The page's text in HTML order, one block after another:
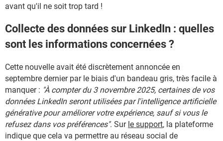
avant qu'il ne soit trop tard !
Collecte des données sur LinkedIn : quelles
sont les informations concernées ?
Cette nouvelle avait été discrètement annoncée en
septembre dernier par le biais d'un bandeau gris, très facile à
manquer : "À compter du 3 novembre 2025, certaines de vos
données LinkedIn seront utilisées par l'intelligence artificielle
générative pour améliorer votre expérience, sauf si vous le
refusez dans vos préférences". Sur le support, la plateforme
indique que cela va permettre au réseau social de